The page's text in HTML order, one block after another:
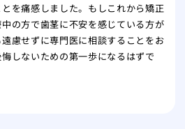
を痛感しました。もしこれから矯正
の方で歯茎に不安を感じている方が
慮せずに専門医に相談することをお
しないための第一歩になるはずで